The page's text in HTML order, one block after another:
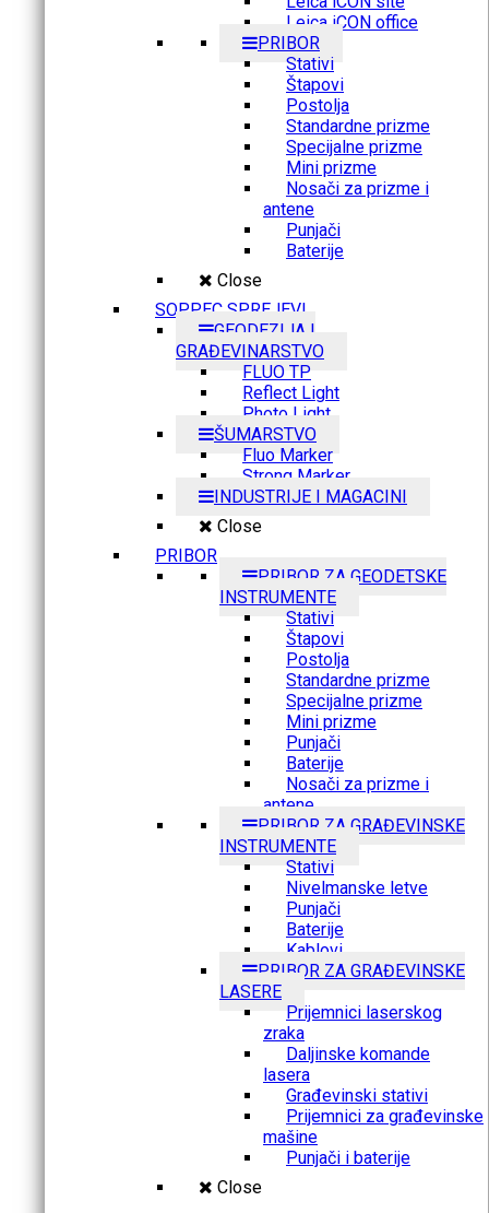
Leica iCON office
PRIBOR
Stativi
Štapovi
Postolja
Standardne prizme
Specijalne prizme
Mini prizme
Nosači za prizme i
antene
Punjači
Baterije
Close
SOPPEC SPREJEVI
GEODEZIJA I
GRAĐEVINARSTVO
FLUO TP
Reflect Light
Photo Light
ŠUMARSTVO
Fluo Marker
Strong Marker
INDUSTRIJE I MAGACINI
Close
PRIBOR
PRIBOR ZA GEODETSKE
INSTRUMENTE
Stativi
Štapovi
Postolja
Standardne prizme
Specijalne prizme
Mini prizme
Punjači
Baterije
Nosači za prizme i
antene
PRIBOR ZA GRAĐEVINSKE
INSTRUMENTE
Stativi
Nivelmanske letve
Punjači
Baterije
Kablovi
PRIBOR ZA GRAĐEVINSKE
LASERE
Prijemnici laserskog
zraka
Daljinske komande
lasera
Građevinski stativi
Prijemnici za građevinske
mašine
Punjači i baterije
Close